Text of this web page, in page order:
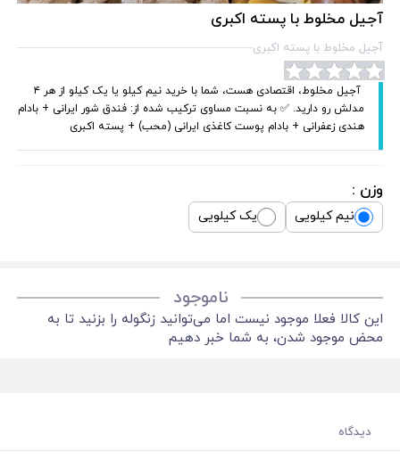
آجیل مخلوط با پسته اکبری
آجیل مخلوط با پسته اکبری
‌‌‌‌ آجیل مخلوط، اقتصادی هست، شما با خرید نیم کیلو یا یک کیلو از هر ۴
مدلش رو دارید. ✅ به نسبت مساوی ترکیب شده از: فندق شور ایرانی + بادام
هندی زعفرانی + بادام پوست کاغذی ایرانی (محب) + پسته اکبری ‌‌‌‌‌‌‌
وزن :
نیم کیلویی یک کیلویی
ناموجود
این کالا فعلا موجود نیست اما می‌توانید زنگوله را بزنید تا به
محض موجود شدن، به شما خبر دهیم
دیدگاه